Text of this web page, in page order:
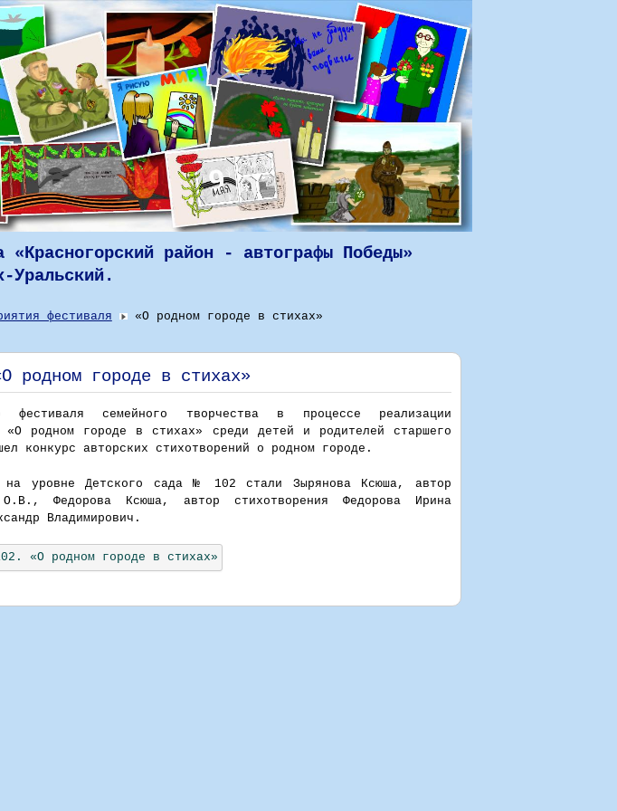
«Красногорский район - автографы Победы»
Уральский.
фестиваля «О родном городе в стихах»
родном городе в стихах»
фестиваля семейного творчества в процессе реализации
«О родном городе в стихах» среди детей и родителей старшего
конкурс авторских стихотворений о родном городе.
на уровне Детского сада № 102 стали Зырянова Ксюша, автор
О.В., Федорова Ксюша, автор стихотворения Федорова Ирина
Владимирович.
«О родном городе в стихах»